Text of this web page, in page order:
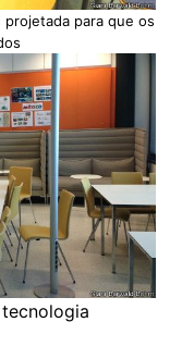
projetada para que os